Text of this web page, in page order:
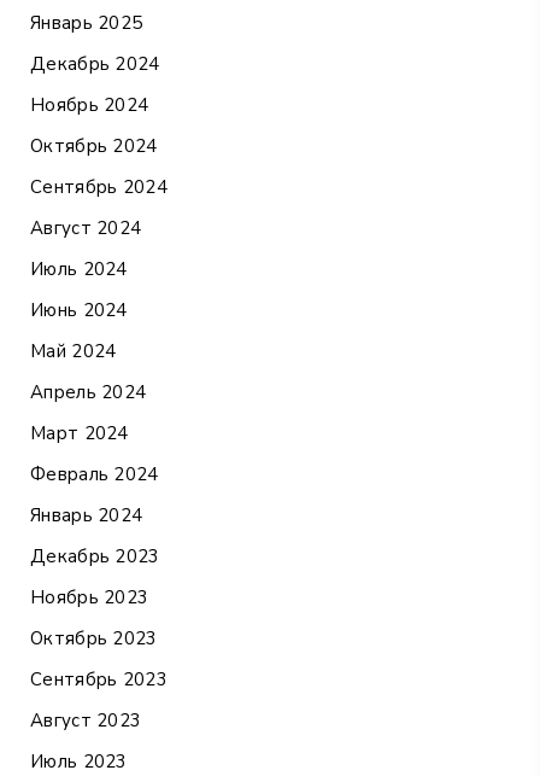
Январь 2025
Декабрь 2024
Ноябрь 2024
Октябрь 2024
Сентябрь 2024
Август 2024
Июль 2024
Июнь 2024
Май 2024
Апрель 2024
Март 2024
Февраль 2024
Январь 2024
Декабрь 2023
Ноябрь 2023
Октябрь 2023
Сентябрь 2023
Август 2023
Июль 2023